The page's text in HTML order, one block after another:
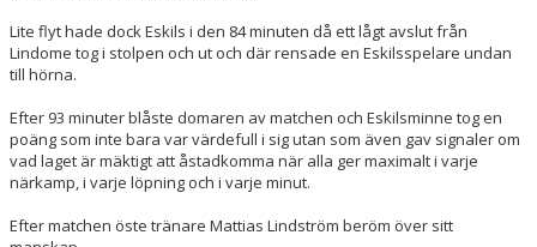
Lite flyt hade dock Eskils i den 84 minuten då ett lågt avslut från
Lindome tog i stolpen och ut och där rensade en Eskilsspelare undan
till hörna.
Efter 93 minuter blåste domaren av matchen och Eskilsminne tog en
poäng som inte bara var värdefull i sig utan som även gav signaler om
vad laget är mäktigt att åstadkomma när alla ger maximalt i varje
närkamp, i varje löpning och i varje minut.
Efter matchen öste tränare Mattias Lindström beröm över sitt